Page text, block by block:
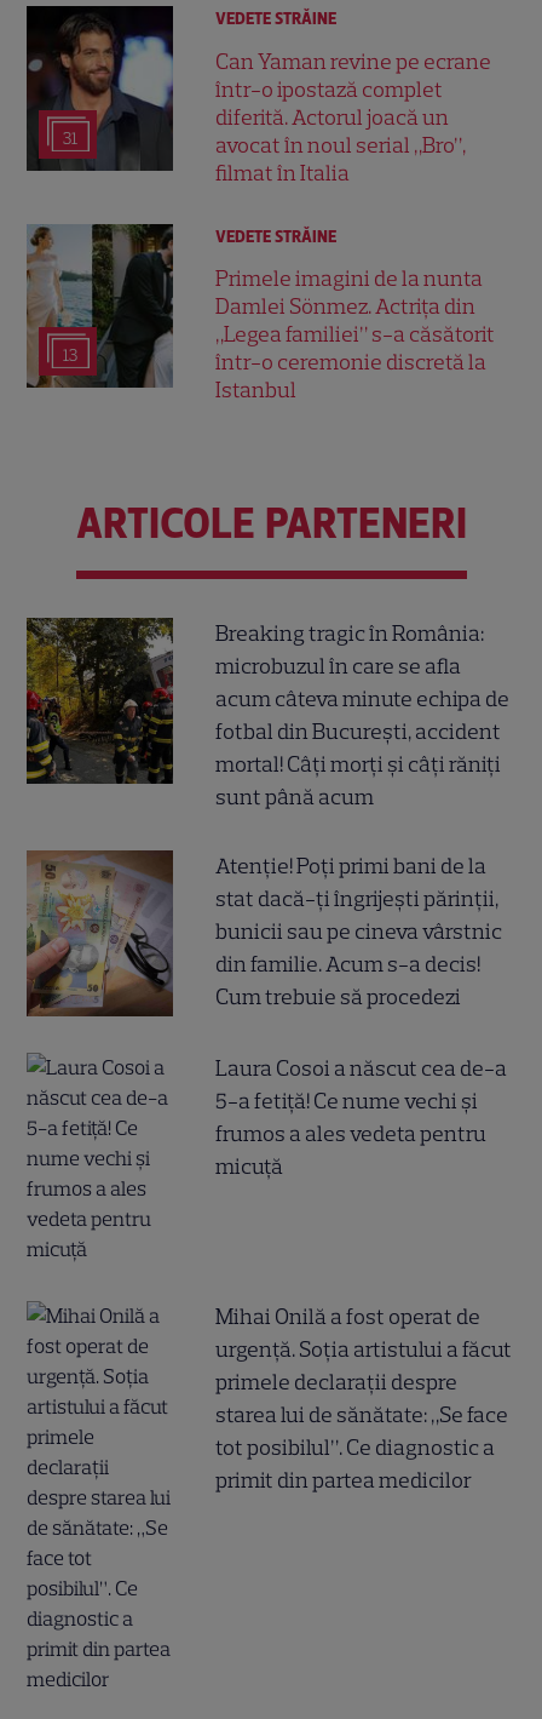
31
VEDETE STRĂINE
Can Yaman revine pe ecrane
într-o ipostază complet
diferită. Actorul joacă un
avocat în noul serial „Bro”,
filmat în Italia
13
VEDETE STRĂINE
Primele imagini de la nunta
Damlei Sönmez. Actrița din
„Legea familiei” s-a căsătorit
într-o ceremonie discretă la
Istanbul
ARTICOLE PARTENERI
Breaking tragic în România:
microbuzul în care se afla
acum câteva minute echipa de
fotbal din București, accident
mortal! Câți morți și câți răniți
sunt până acum
Atenție! Poți primi bani de la
stat dacă-ți îngrijești părinții,
bunicii sau pe cineva vârstnic
din familie. Acum s-a decis!
Cum trebuie să procedezi
Laura Cosoi a născut cea de-a
5-a fetiță! Ce nume vechi și
frumos a ales vedeta pentru
micuță
Mihai Onilă a fost operat de
urgență. Soția artistului a făcut
primele declarații despre
starea lui de sănătate: „Se face
tot posibilul”. Ce diagnostic a
primit din partea medicilor